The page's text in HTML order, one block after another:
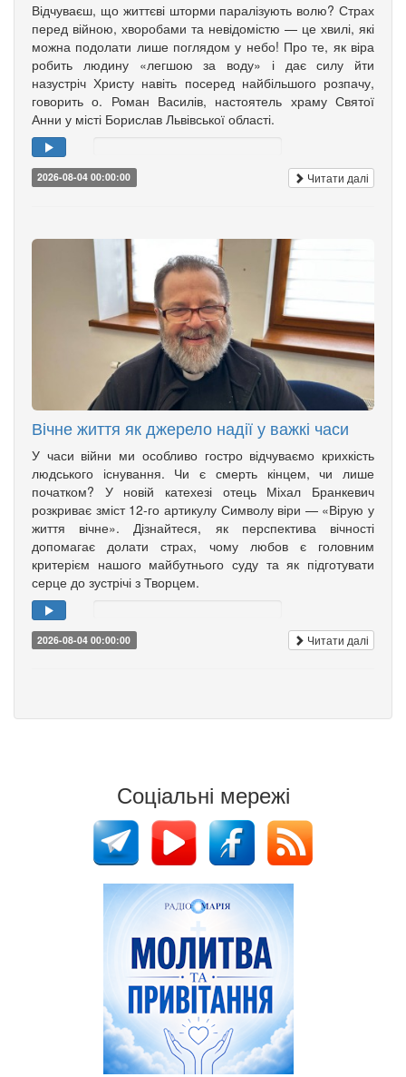
Відчуваєш, що життєві шторми паралізують волю? Страх
перед війною, хворобами та невідомістю — це хвилі, які
можна подолати лише поглядом у небо! Про те, як віра
робить людину «легшою за воду» і дає силу йти
назустріч Христу навіть посеред найбільшого розпачу,
говорить о. Роман Василів, настоятель храму Святої
Анни у місті Борислав Львівської області.
2026-08-04 00:00:00 Читати далі
Вічне життя як джерело надії у важкі часи
У часи війни ми особливо гостро відчуваємо крихкість
людського існування. Чи є смерть кінцем, чи лише
початком? У новій катехезі отець Міхал Бранкевич
розкриває зміст 12-го артикулу Символу віри — «Вірую у
життя вічне». Дізнайтеся, як перспектива вічності
допомагає долати страх, чому любов є головним
критерієм нашого майбутнього суду та як підготувати
серце до зустрічі з Творцем.
2026-08-04 00:00:00 Читати далі
Соціальні мережі